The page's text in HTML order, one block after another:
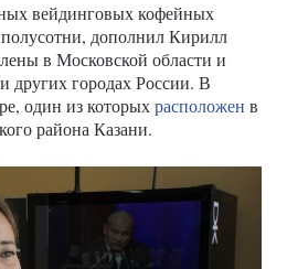
вейдинговых кофейных
дополнил Кирилл
в Московской области и
других городах России. В
один из которыхрасположен в
района Казани.